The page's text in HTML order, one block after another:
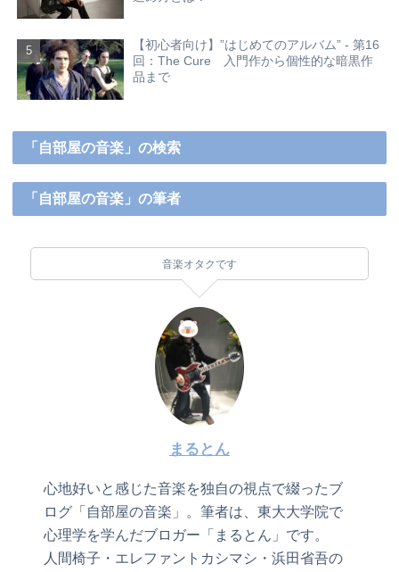
【初心者向け】”はじめてのアルバム” - 第16
回：The Cure 入門作から個性的な暗黒作
品まで
「自部屋の音楽」の検索
「自部屋の音楽」の筆者
音楽オタクです
まるとん
心地好いと感じた音楽を独自の視点で綴ったブ
ログ「自部屋の音楽」。筆者は、東大大学院で
心理学を学んだブロガー「まるとん」です。
人間椅子・エレファントカシマシ・浜田省吾の